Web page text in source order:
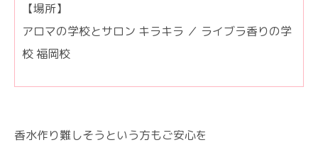
【場所】
アロマの学校とサロン キラキラ ／ ライブラ香りの学
校 福岡校
香水作り難しそうという方もご安心を